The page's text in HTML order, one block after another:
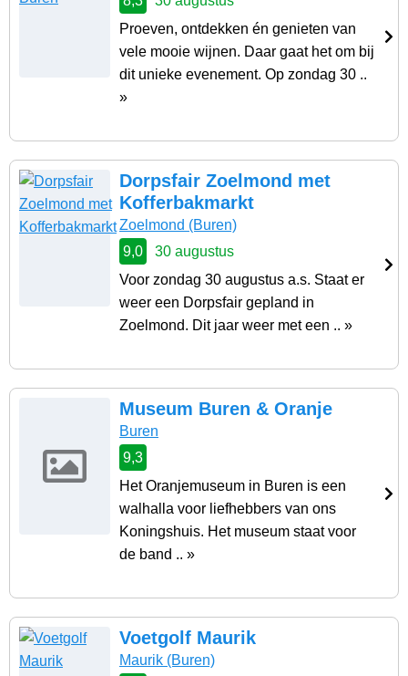
Proeven, ontdekken én genieten van
vele mooie wijnen. Daar gaat het om bij
dit unieke evenement. Op zondag 30 ..
»
Dorpsfair Zoelmond met
Kofferbakmarkt
Zoelmond (Buren)
9,0
30 augustus
Voor zondag 30 augustus a.s. Staat er
weer een Dorpsfair gepland in
Zoelmond. Dit jaar weer met een .. »
Museum Buren & Oranje
Buren
9,3
Het Oranjemuseum in Buren is een
walhalla voor liefhebbers van ons
Koningshuis. Het museum staat voor
de band .. »
Voetgolf Maurik
Maurik (Buren)